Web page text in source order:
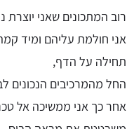
רוב המתכונים שאני יוצרת
אני חולמת עליהם ומיד
תחילה על הדף,
החל מהמרכיבים הנכונים
אחר כך אני ממשיכה אל